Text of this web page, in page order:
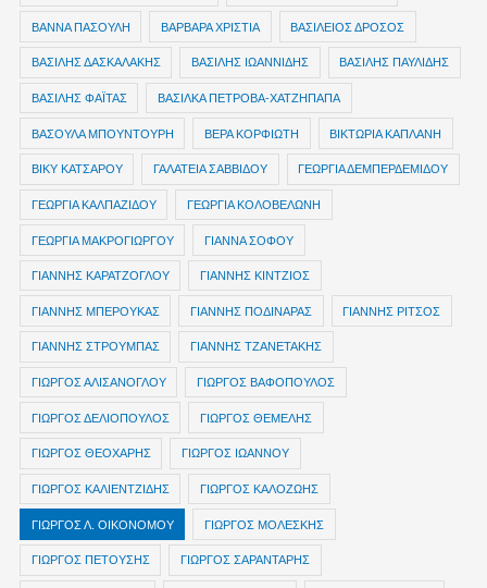
ΒΑΝΝΑ ΠΑΣΟΥΛΗ ΒΑΡΒΑΡΑ ΧΡΙΣΤΙΑ ΒΑΣΙΛΕΙΟΣ ΔΡΟΣΟΣ
ΒΑΣΙΛΗΣ ΔΑΣΚΑΛΑΚΗΣ ΒΑΣΙΛΗΣ ΙΩΑΝΝΙΔΗΣ ΒΑΣΙΛΗΣ ΠΑΥΛΙΔΗΣ
ΒΑΣΙΛΗΣ ΦΑΪΤΑΣ ΒΑΣΙΛΚΑ ΠΕΤΡΟΒΑ-ΧΑΤΖΗΠΑΠΑ
ΒΑΣΟΥΛΑ ΜΠΟΥΝΤΟΥΡΗ ΒΕΡΑ ΚΟΡΦΙΩΤΗ ΒΙΚΤΩΡΙΑ ΚΑΠΛΑΝΗ
ΒΙΚΥ ΚΑΤΣΑΡΟΥ ΓΑΛΑΤΕΙΑ ΣΑΒΒΙΔΟΥ ΓΕΩΡΓΙΑ ΔΕΜΠΕΡΔΕΜΙΔΟΥ
ΓΕΩΡΓΙΑ ΚΑΛΠΑΖΙΔΟΥ ΓΕΩΡΓΙΑ ΚΟΛΟΒΕΛΩΝΗ
ΓΕΩΡΓΙΑ ΜΑΚΡΟΓΙΩΡΓΟΥ ΓΙΑΝΝΑ ΣΟΦΟΥ
ΓΙΑΝΝΗΣ ΚΑΡΑΤΖΟΓΛΟΥ ΓΙΑΝΝΗΣ ΚΙΝΤΖΙΟΣ
ΓΙΑΝΝΗΣ ΜΠΕΡΟΥΚΑΣ ΓΙΑΝΝΗΣ ΠΟΔΙΝΑΡΑΣ ΓΙΑΝΝΗΣ ΡΙΤΣΟΣ
ΓΙΑΝΝΗΣ ΣΤΡΟΥΜΠΑΣ ΓΙΑΝΝΗΣ ΤΖΑΝΕΤΑΚΗΣ
ΓΙΩΡΓΟΣ ΑΛΙΣΑΝΟΓΛΟΥ ΓΙΩΡΓΟΣ ΒΑΦΟΠΟΥΛΟΣ
ΓΙΩΡΓΟΣ ΔΕΛΙΟΠΟΥΛΟΣ ΓΙΩΡΓΟΣ ΘΕΜΕΛΗΣ
ΓΙΩΡΓΟΣ ΘΕΟΧΑΡΗΣ ΓΙΩΡΓΟΣ ΙΩΑΝΝΟΥ
ΓΙΩΡΓΟΣ ΚΑΛΙΕΝΤΖΙΔΗΣ ΓΙΩΡΓΟΣ ΚΑΛΟΖΩΗΣ
ΓΙΩΡΓΟΣ Λ. ΟΙΚΟΝΟΜΟΥ ΓΙΩΡΓΟΣ ΜΟΛΕΣΚΗΣ
ΓΙΩΡΓΟΣ ΠΕΤΟΥΣΗΣ ΓΙΩΡΓΟΣ ΣΑΡΑΝΤΑΡΗΣ